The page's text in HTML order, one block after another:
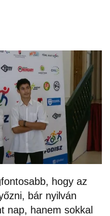
hogy az
bár nyilván
nap, hanem sokkal